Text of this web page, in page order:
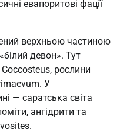
евапоритові фації
верхньою частиною
девон». Тут
рослини
У
— саратська світа
ангідрити та